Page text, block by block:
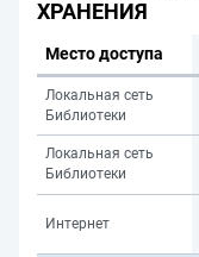
ХРАНЕНИЯ
Место доступа
Локальная сеть
Библиотеки
Локальная сеть
Библиотеки
Интернет